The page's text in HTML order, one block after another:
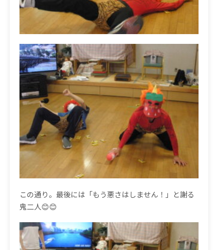
この通り。最後には「もう悪さはしません！」と謝る
鬼二人😊😊